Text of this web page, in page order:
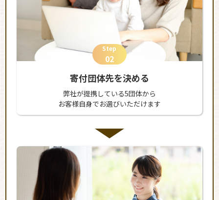
Step
02
寄付団体先を決める
弊社が提携している5団体から
お客様自身でお選びいただけます